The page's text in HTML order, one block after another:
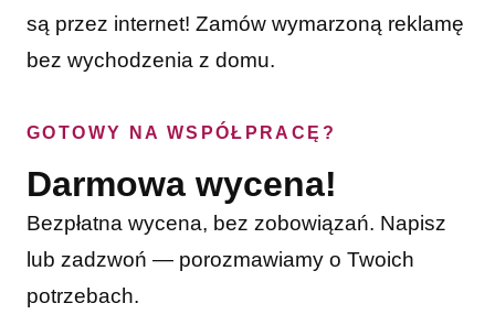
są przez internet! Zamów wymarzoną reklamę
bez wychodzenia z domu.
GOTOWY NA WSPÓŁPRACĘ?
Darmowa wycena!
Bezpłatna wycena, bez zobowiązań. Napisz
lub zadzwoń — porozmawiamy o Twoich
potrzebach.